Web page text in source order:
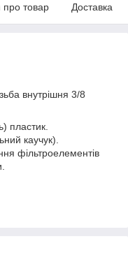
про товар Доставка
внутрішня 3/8
пластик.
каучук).
фільтроелементів